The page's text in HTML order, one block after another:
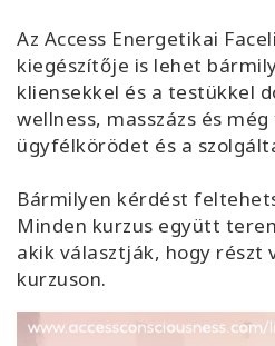
Az Access Energetikai
kiegészítője is lehet
kliensekkel és a testükkel
wellness, masszázs és
ügyfélkörödet és a
Bármilyen kérdést
Minden kurzus együtt
akik választják, hogy részt
kurzuson.